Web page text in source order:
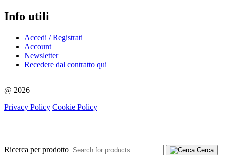
Info utili
Accedi / Registrati
Account
Newsletter
Recedere dal contratto qui
@ 2026
Privacy Policy Cookie Policy
Ricerca per prodotto Cerca